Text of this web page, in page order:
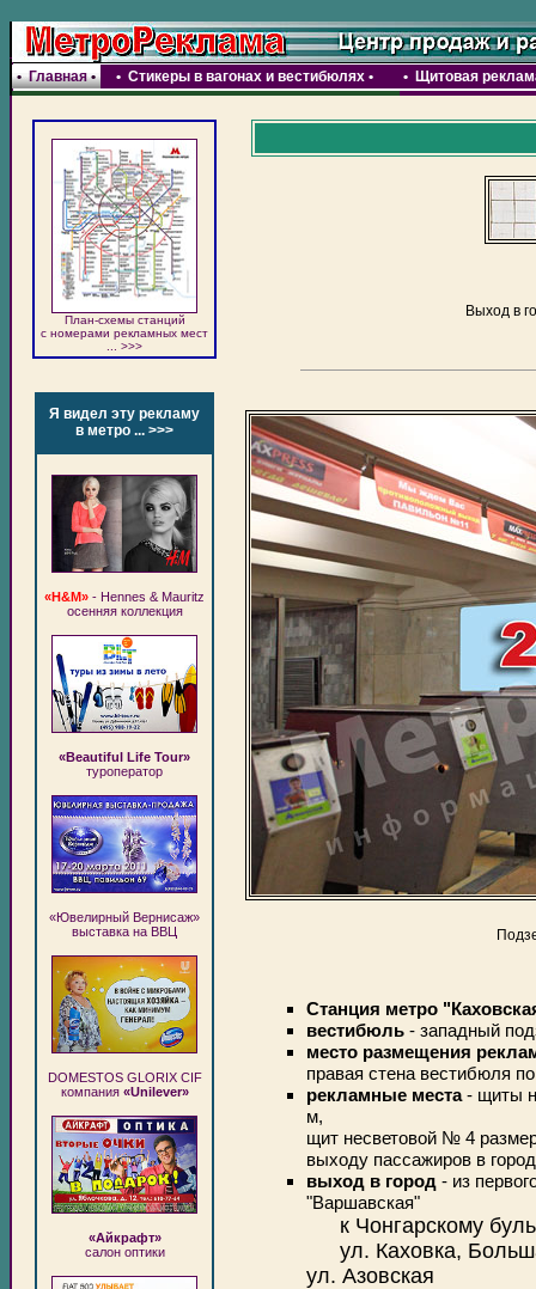
•Главная• • Стикеры в вагонах и вестибюлях • • Щитовая
План-схемы станций
c номерами рекламных мест
... >>>
Я видел эту рекламу
в метро ... >>>
«H&M» - Hennes & Mauritz
осенняя коллекция
«Beautiful Life Tour»
туроператор
«Ювелирный Вернисаж»
выставка на ВВЦ
DOMESTOS GLORIX CIF
компания «Unilever»
«Айкрафт»
салон оптики
Выход в
Станция метро
вестибюль- западный
место размещения
правая стена вестибюля
рекламные места- щиты
м,
щит несветовой № 4
выходу пассажиров в
выход в город- из
"Варшавская"
к Чонгарскому
ул. Каховка,
ул. Азовская